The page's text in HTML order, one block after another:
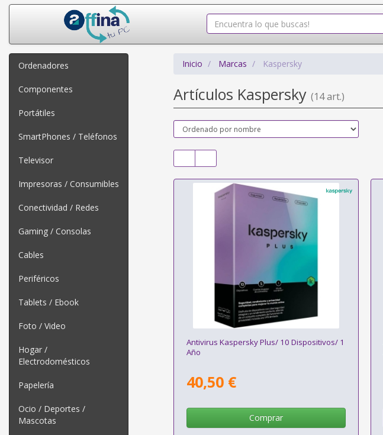
Ordenadores
Componentes
Portátiles
SmartPhones / Teléfonos
Televisor
Impresoras / Consumibles
Conectividad / Redes
Gaming / Consolas
Cables
Periféricos
Tablets / Ebook
Foto / Video
Hogar /
Electrodomésticos
Papelería
Ocio / Deportes /
Mascotas
Inicio Marcas Kaspersky
Artículos Kaspersky (14 art.)
Antivirus Kaspersky Plus/ 10 Dispositivos/ 1
Año
40,50 €
Comprar